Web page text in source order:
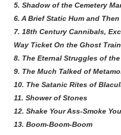
5. Shadow of the Cemetery
6. A Brief Static Hum and
7. 18th Century Cannibals,
Way Ticket On the Ghost Train
8. The Eternal Struggles of
9. The Much Talked of
10. The Satanic Rites of
11. Shower of Stones
12. Shake Your Ass-Smoke
13. Boom-Boom-Boom